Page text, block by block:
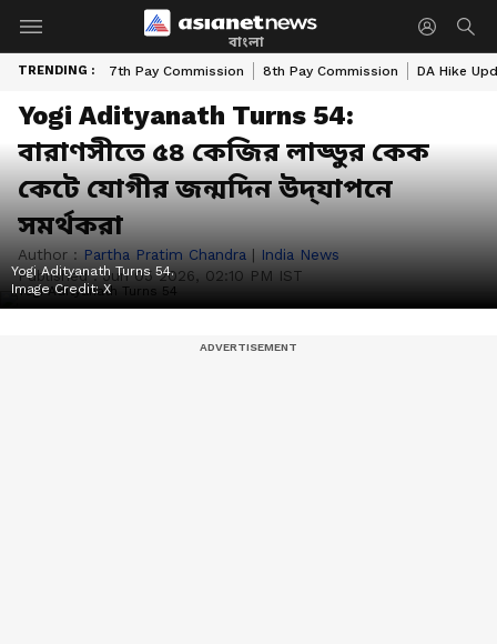
বাংলা
TRENDING : 7th Pay Commission 8th Pay Commission DA Hike
Yogi Adityanath Turns 54:
বারাণসীতে ৫৪ কেজির লাড্ডুর কেক
কেটে যোগীর জন্মদিন উদ্‌যাপনে
সমর্থকরা
Author : Partha Pratim Chandra | India News
Published :Jun 05 2026, 02:10 PM IST
Yogi Adityanath Turns 54.
Image Credit:X